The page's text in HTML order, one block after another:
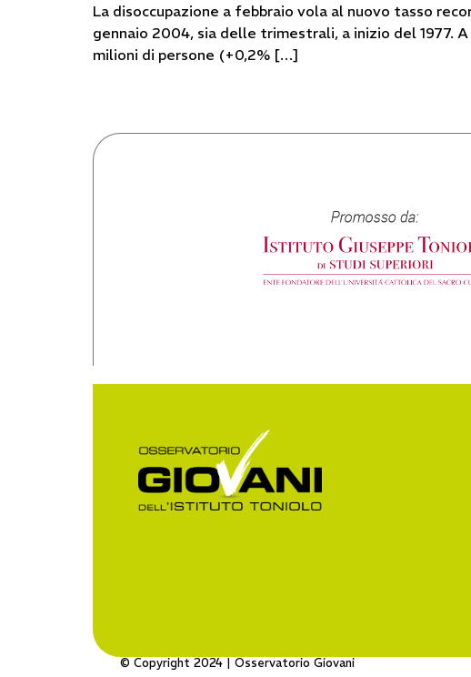
La disoccupazione a febbraio vola al nuovo tasso
gennaio 2004, sia delle trimestrali, a inizio del 1977.
milioni di persone (+0,2% […]
© Copyright 2024 | Osservatorio Giovani